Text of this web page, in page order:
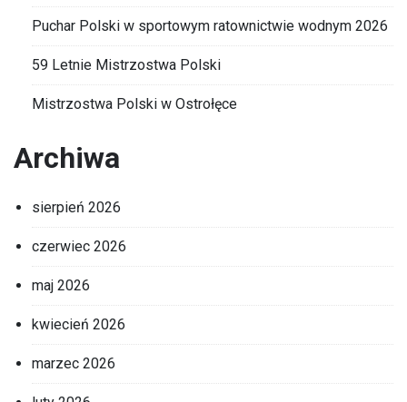
środków
z
budżetu
Województwa
Puchar Polski w sportowym ratownictwie wodnym 2026
59 Letnie Mistrzostwa Polski
Mistrzostwa Polski w Ostrołęce
Archiwa
sierpień 2026
czerwiec 2026
maj 2026
kwiecień 2026
marzec 2026